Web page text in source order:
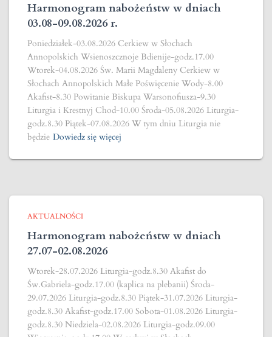
Harmonogram nabożeństw w dniach
03.08-09.08.2026 r.
Poniedziałek-03.08.2026 Cerkiew w Słochach
Annopolskich Wsienoszcznoje Bdienije-godz.17.00
Wtorek-04.08.2026 Św. Marii Magdaleny Cerkiew w
Słochach Annopolskich Małe Poświęcenie Wody-8.00
Akafist-8.30 Powitanie Biskupa Warsonofiusza-9.30
Liturgia i Krestnyj Chod-10.00 Środa-05.08.2026 Liturgia-
godz.8.30 Piątek-07.08.2026 W tym dniu Liturgia nie
będzie Dowiedz się więcej
AKTUALNOŚCI
Harmonogram nabożeństw w dniach
27.07-02.08.2026
Wtorek-28.07.2026 Liturgia-godz.8.30 Akafist do
Św.Gabriela-godz.17.00 (kaplica na plebanii) Środa-
29.07.2026 Liturgia-godz.8.30 Piątek-31.07.2026 Liturgia-
godz.8.30 Akafist-godz.17.00 Sobota-01.08.2026 Liturgia-
godz.8.30 Niedziela-02.08.2026 Liturgia-godz.09.00